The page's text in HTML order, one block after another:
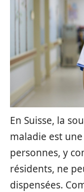
En Suisse, la
maladie est
personnes, y
résidents, ne
dispensées.